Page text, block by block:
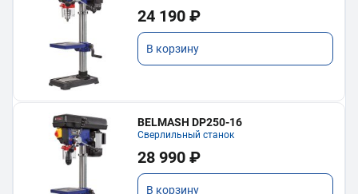
24 190 ₽
В корзину
BELMASH DP250-16
Сверлильный станок
28 990 ₽
В корзину